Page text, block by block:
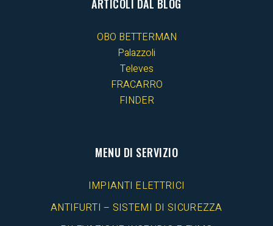
ARTICOLI DAL BLOG
OBO BETTERMAN
Palazzoli
Televes
FRACARRO
FINDER
MENU DI SERVIZIO
IMPIANTI ELETTRICI
ANTIFURTI – SISTEMI DI SICUREZZA